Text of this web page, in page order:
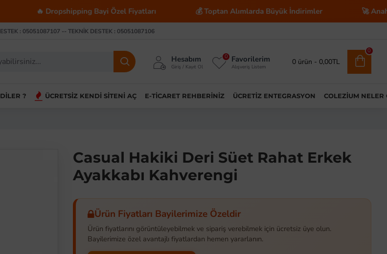
🔥 Dropshipping Bayi Özel Fiyatları 💰 Toptan Alımlarda Büyük İndirimler 🚀 Anahtar
: 05051087107 -- TEKNIK DESTEK : 05051087106
Hesabım
Giriş / Kayıt Ol
Favorilerim
Alışveriş Listem
0
0 ürün - 0,00TL
0
? ÜCRETSIZ KENDI SITENI AÇ E-TICARET REHBERINIZ ÜCRETIZ ENTEGRASYON COLEZIUM NELER
Casual Hakiki Deri Süet Rahat Erkek
Ayakkabı Kahverengi
Ürün Fiyatları Bayilerimize Özeldir
Ürün fiyatlarını görüntüleyebilmek ve sipariş verebilmek için ücretsiz üye olun.
Bayilerimize özel avantajlı fiyatlardan hemen yararlanın.